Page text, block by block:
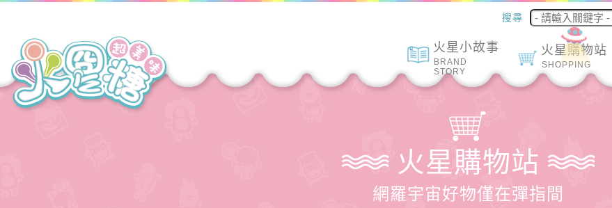
搜尋
火星購物站
SHOPPING
火星小故事
BRAND
STORY
火星購物站
網羅宇宙好物僅在彈指間